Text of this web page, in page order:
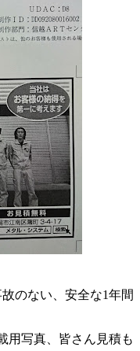
のない、安全な1年間
用写真、皆さん見積も